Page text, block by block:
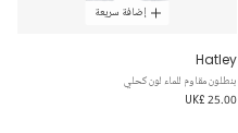
إضافة سريعة
Hatley
بنطلون مقاوم للماء لون كحلي
UK£ 25.00